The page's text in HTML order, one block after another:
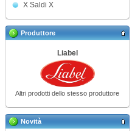
X Saldi X
Produttore
Liabel
Altri prodotti dello stesso produttore
Novità